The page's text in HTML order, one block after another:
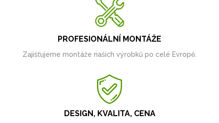
PROFESIONÁLNÍ MONTÁŽE
Zajišťujeme montáže našich výrobků po celé Evropě.
DESIGN, KVALITA, CENA